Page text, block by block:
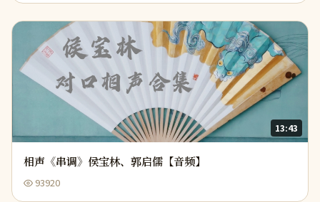
13:43
相声《串调》侯宝林、郭启儒【音频】
93920